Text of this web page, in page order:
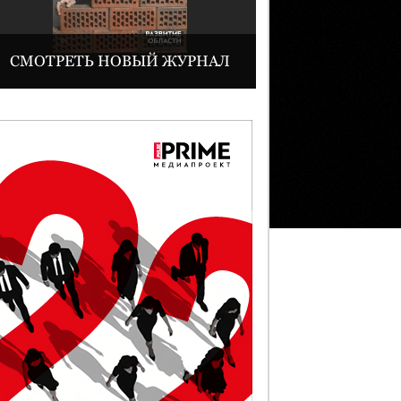
СМОТРЕТЬ НОВЫЙ ЖУРНАЛ